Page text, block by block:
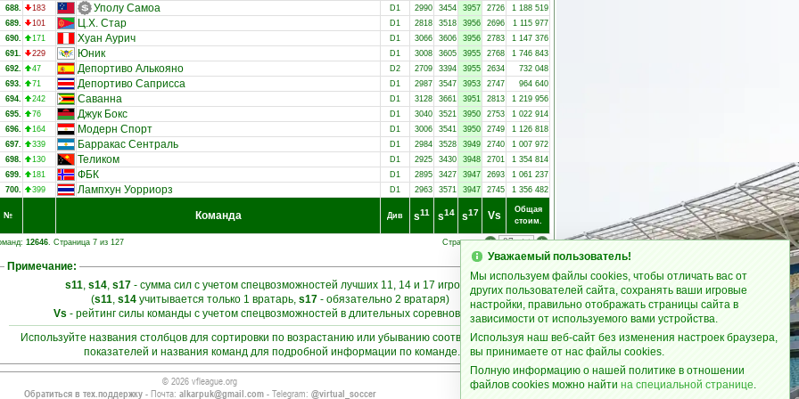
688. 183 Уполу Самоа D1 2990 3454 3957 2726
1 188 519
689.
101 Ц.Х. Стар D1 2818 3518 3956 2696
1 115 977
690.
171 Хуан Аурич D1 3066 3606 3956 2783
1 147 376
691.
229 Юник D1 3008 3605 3955 2768
1 746 843
692.
47 Депортиво Алькояно D2 2709 3394 3955 2634
732 048
693.
71 Депортиво Саприсса D1 2987 3547 3953 2747
964 640
694.
242 Саванна D1 3128 3661 3951 2813
1 219 956
695.
76 Джук Бокс D1 3040 3521 3950 2753
1 022 914
696.
164 Модерн Спорт D1 3006 3541 3950 2749
1 126 818
697.
339 Барракас Сентраль D1 2984 3528 3949 2740
1 007 972
698.
130 Теликом D1 2925 3430 3948 2701
1 354 814
699.
181 ФБК D1 2895 3427 3947 2693
1 061 237
700.
399 Лампхун Уорриорз D1 2963 3571 3947 2745 1 356 482
№ Команда Див s11 s14 s17 Vs
Общая
стоим.
12646. Страница 7 из 127 Страницы:
Примечание:
s11, s14, s17- сумма сил с учетом спецвозможностей лучших 11, 14 и 17 игроков
(s11, s14 учитывается только 1 вратарь, s17 - обязательно 2 вратаря)
Vs - рейтинг силы команды с учетом спецвозможностей в длительных соревнованиях
Используйте названия столбцов для сортировки по возрастанию или убыванию соответствующих
показателей и названия команд для подробной информации по команде.
© 2026 vfleague.org
Обратиться в тех.поддержку- Почта: alkarpuk@gmail.com- Telegram: @virtual_soccer
Уважаемый пользователь!
Мы используем файлы cookies, чтобы отличать вас от
других пользователей сайта, сохранять ваши игровые
настройки, правильно отображать страницы сайта в
зависимости от используемого вами устройства.
Используя наш веб-сайт без изменения настроек браузера,
вы принимаете от нас файлы cookies.
Полную информацию о нашей политике в отношении
файлов cookies можно найти на специальной странице.